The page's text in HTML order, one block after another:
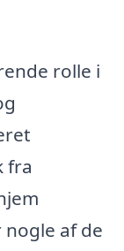
rolle i
fra
af de